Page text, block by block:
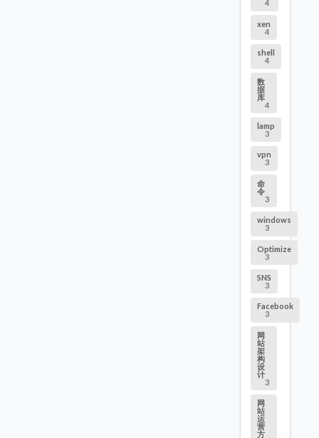
4
xen
4
shell
4
数
据
库
4
lamp
3
vpn
3
命
令
3
windows
3
Optimize
3
SNS
3
Facebook
3
网
站
架
构
设
计
3
网
站
运
营
方